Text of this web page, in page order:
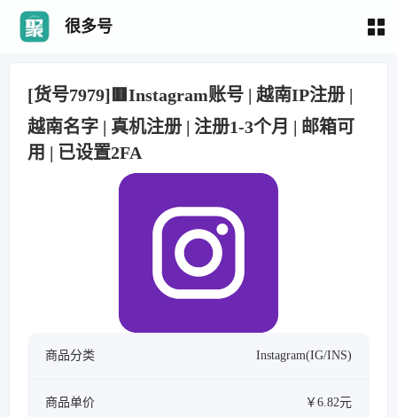
很多号
[货号7979]🟥Instagram账号 | 越南IP注册 |
越南名字 | 真机注册 | 注册1-3个月 | 邮箱可
用 | 已设置2FA
商品分类 Instagram(IG/INS)
商品单价 ￥6.82元